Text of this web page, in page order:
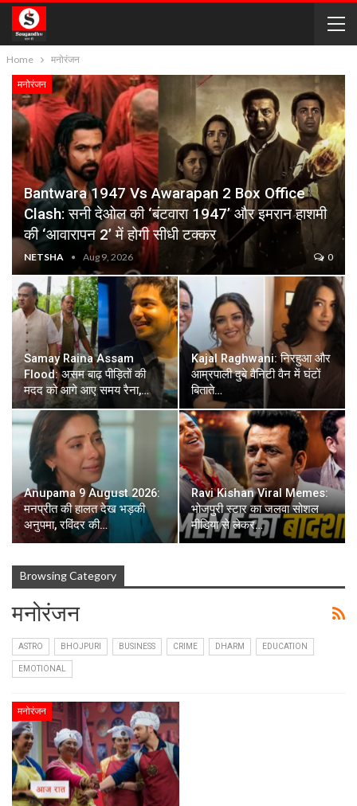
Home मनोरंजन
मनोरंजन
Bantwara 1947 Vs Awarapan 2 Box Office
Clash: सनी देओल की ‘बंटवारा 1947’ और इमरान हाशमी
की ‘आवारापन 2’ में होगी सीधी टक्कर
NETSHA Aug 9, 2026 0
Samay Raina Assam
Flood: असम बाढ़ पीड़ितों की
मदद को आगे आए समय रैना,…
Kajal Raghwani: निरहुआ और
आम्रपाली दुबे वैनिटी वैन में घंटों
बिताते…
Anupama 9 August 2026:
मनप्रीत की हालत देख भड़की
अनुपमा, रविंदर की…
Ravi Kishan Viral Memes:
भोजपुरी स्टार का जलवा सोशल
मीडिया से लेकर…
Browsing Category
मनोरंजन
ASTRO BHOJPURI BUSINESS CRIME DHARM EDUCATION
EMOTIONAL
मनोरंजन